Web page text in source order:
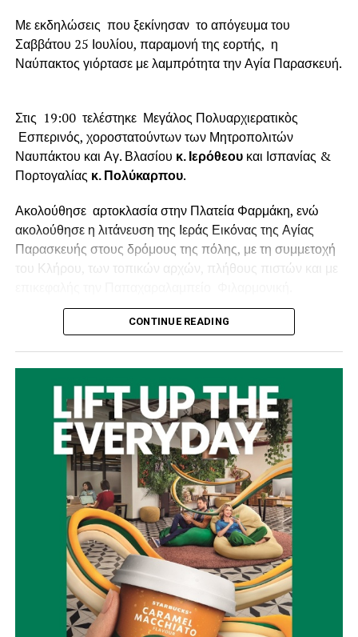
Με εκδηλώσεις που ξεκίνησαν το απόγευμα του
Σαββάτου 25 Ιουλίου, παραμονή της εορτής, η
Ναύπακτος γιόρτασε με λαμπρότητα την Αγία Παρασκευή.
Στις 19:00 τελέστηκε Μεγάλος Πολυαρχιερατικὸς
Εσπερινός, χοροστατούντων των Μητροπολιτών
Ναυπάκτου και Αγ. Βλασίου κ. Ιερόθεουκαι Ισπανίας &
Πορτογαλίας κ. Πολύκαρπου.
Ακολούθησε αρτοκλασία στην Πλατεία Φαρμάκη, ενώ
ακολούθησε η λιτάνευση της Ιεράς Εικόνας της Αγίας
Παρασκευής στους δρόμους της πόλης, με τη συμμετοχή
του Κλήρου, των τοπικών αρχών, πλήθους πιστών και με
Ανήμερα της εορτής, Κυριακή 26 Ιουλίου
τιμήν της Αγίας Παρασκευής.
CONTINUE READING